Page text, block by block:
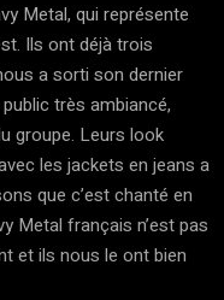
Metal, qui représente
Ils ont déjà trois
a sorti son dernier
très ambiancé,
groupe. Leurs look
les jackets en jeans a
que c’est chanté en
Metal français n’est pas
et ils nous le ont bien